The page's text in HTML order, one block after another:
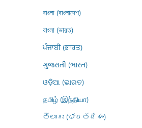
বাংলা (বাংলাদেশ)
বাংলা (ভারত)
ਪੰਜਾਬੀ (ਭਾਰਤ)
ગુજરાતી (ભારત)
ଓଡ଼ିଆ (ଭାରତ)
தமிழ் (இந்தியா)
తెలుగు (భారతదేశం)